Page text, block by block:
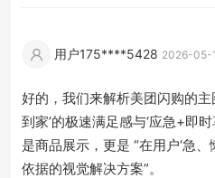
用户175****5428 2026-05-
好的，我们来解析美团闪购的主
到家’的极速满足感与‘应急+即
是商品展示，更是 “在用户‘急
依据的视觉解决方案”。